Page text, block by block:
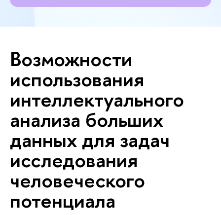
Возможности
использования
интеллектуального
анализа больших
данных для задач
исследования
человеческого
потенциала